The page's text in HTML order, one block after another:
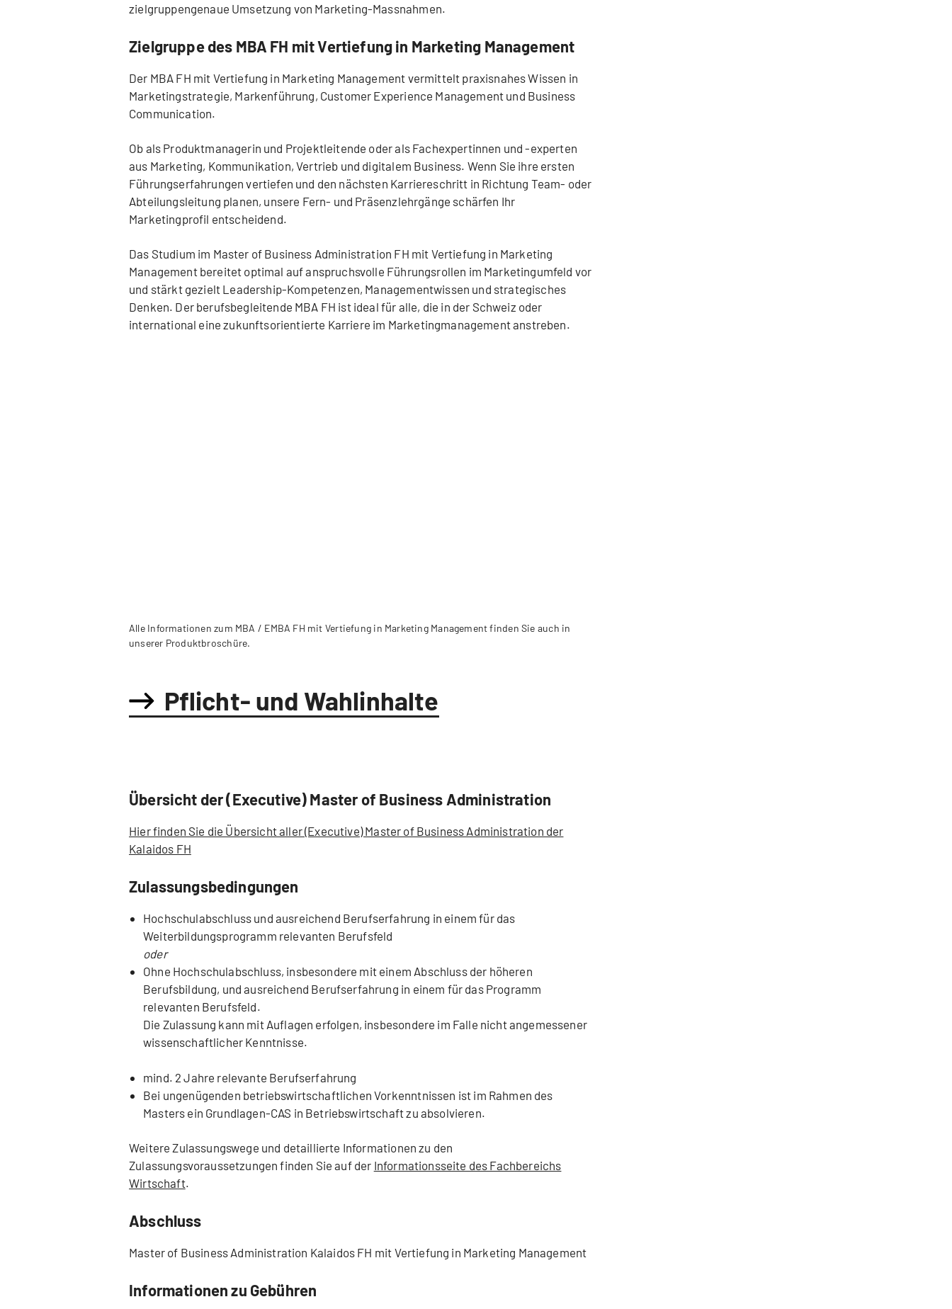
zielgruppengenaue Umsetzung von Marketing-Massnahmen.
Zielgruppe des MBA FH mit Vertiefung in Marketing Management
Der MBA FH mit Vertiefung in Marketing Management vermittelt praxisnahes Wissen in
Marketingstrategie, Markenführung, Customer Experience Management und Business
Communication.
Ob als Produktmanagerin und Projektleitende oder als Fachexpertinnen und -experten
aus Marketing, Kommunikation, Vertrieb und digitalem Business. Wenn Sie ihre ersten
Führungserfahrungen vertiefen und den nächsten Karriereschritt in Richtung Team- oder
Abteilungsleitung planen, unsere Fern- und Präsenzlehrgänge schärfen Ihr
Marketingprofil entscheidend.
Das Studium im Master of Business Administration FH mit Vertiefung in Marketing
Management bereitet optimal auf anspruchsvolle Führungsrollen im Marketingumfeld vor
und stärkt gezielt Leadership-Kompetenzen, Managementwissen und strategisches
Denken. Der berufsbegleitende MBA FH ist ideal für alle, die in der Schweiz oder
international eine zukunftsorientierte Karriere im Marketingmanagement anstreben.
Alle Informationen zum MBA / EMBA FH mit Vertiefung in Marketing Management finden Sie auch in
unserer Produktbroschüre.
Pflicht- und Wahlinhalte
Übersicht der (Executive) Master of Business Administration
Hier finden Sie die Übersicht aller (Executive) Master of Business Administration der
Kalaidos FH
Zulassungsbedingungen
Hochschulabschluss und ausreichend Berufserfahrung in einem für das
Weiterbildungsprogramm relevanten Berufsfeld
oder
Ohne Hochschulabschluss, insbesondere mit einem Abschluss der höheren
Berufsbildung, und ausreichend Berufserfahrung in einem für das Programm
relevanten Berufsfeld.
Die Zulassung kann mit Auflagen erfolgen, insbesondere im Falle nicht angemessener
wissenschaftlicher Kenntnisse.
mind. 2 Jahre relevante Berufserfahrung
Bei ungenügenden betriebswirtschaftlichen Vorkenntnissen ist im Rahmen des
Masters ein Grundlagen-CAS in Betriebswirtschaft zu absolvieren.
Weitere Zulassungswege und detaillierte Informationen zu den
Zulassungsvoraussetzungen finden Sie auf der Informationsseite des Fachbereichs
Wirtschaft.
Abschluss
Master of Business Administration Kalaidos FH mit Vertiefung in Marketing Management
Informationen zu Gebühren